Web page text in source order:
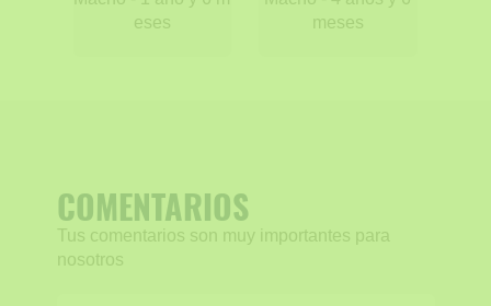
eses
meses
COMENTARIOS
Tus comentarios son muy importantes para
nosotros